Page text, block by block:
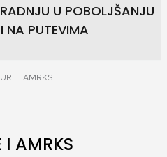
U POBOLJŠANJU
NA PUTEVIMA
I AMRKS...
I AMRKS